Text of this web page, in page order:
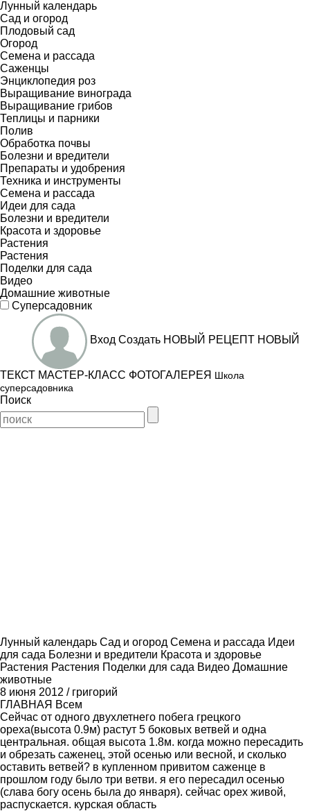
Лунный календарь
Сад и огород
Плодовый сад
Огород
Семена и рассада
Саженцы
Энциклопедия роз
Выращивание винограда
Выращивание грибов
Теплицы и парники
Полив
Обработка почвы
Болезни и вредители
Препараты и удобрения
Техника и инструменты
Семена и рассада
Идеи для сада
Болезни и вредители
Красота и здоровье
Растения
Растения
Поделки для сада
Видео
Домашние животные
Суперсадовник
Вход Создать НОВЫЙ РЕЦЕПТ НОВЫЙ
ТЕКСТ МАСТЕР-КЛАСС ФОТОГАЛЕРЕЯ Школа
суперсадовника
Поиск
Лунный календарь Сад и огород Семена и рассада Идеи
для сада Болезни и вредители Красота и здоровье
Растения Растения Поделки для сада Видео Домашние
животные
8 июня 2012 / григорий
ГЛАВНАЯ Всем
Cейчас от одного двухлетнего побега грецкого
ореха(высота 0.9м) растут 5 боковых ветвей и одна
центральная. общая высота 1.8м. когда можно пересадить
и обрезать саженец, этой осенью или весной, и сколько
оставить ветвей? в купленном привитом саженце в
прошлом году было три ветви. я его пересадил осенью
(слава богу осень была до января). сейчас орех живой,
распускается. курская область